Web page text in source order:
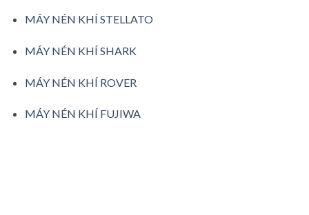
MÁY NÉN KHÍ STELLATO
MÁY NÉN KHÍ SHARK
MÁY NÉN KHÍ ROVER
MÁY NÉN KHÍ FUJIWA